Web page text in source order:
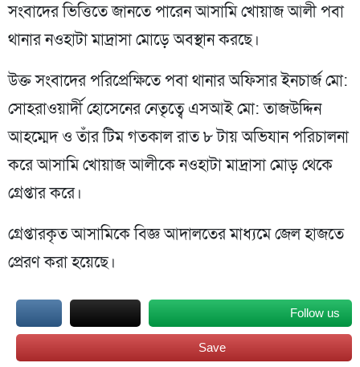
সংবাদের ভিত্তিতে জানতে পারেন আসামি খোয়াজ আলী পবা
থানার নওহাটা মাদ্রাসা মোড়ে অবস্থান করছে।
উক্ত সংবাদের পরিপ্রেক্ষিতে পবা থানার অফিসার ইনচার্জ মো:
সোহরাওয়ার্দী হোসেনের নেতৃত্বে এসআই মো: তাজউদ্দিন
আহম্মেদ ও তাঁর টিম গতকাল রাত ৮ টায় অভিযান পরিচালনা
করে আসামি খোয়াজ আলীকে নওহাটা মাদ্রাসা মোড় থেকে
গ্রেপ্তার করে।
গ্রেপ্তারকৃত আসামিকে বিজ্ঞ আদালতের মাধ্যমে জেল হাজতে
প্রেরণ করা হয়েছে।
Follow us
Save